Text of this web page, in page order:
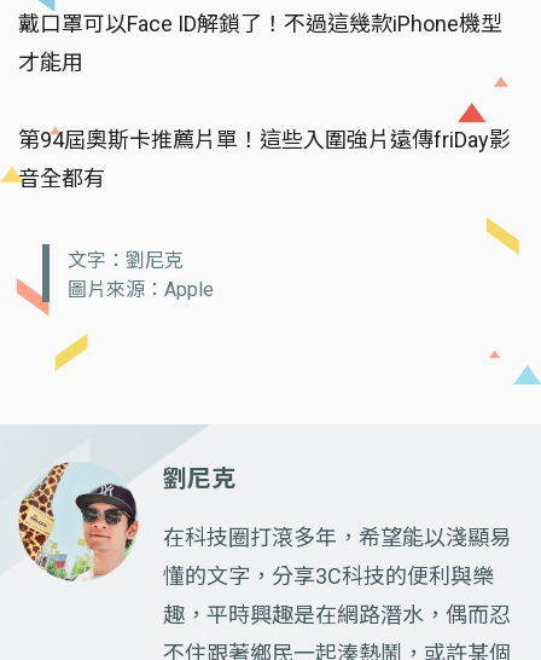
戴口罩可以Face ID解鎖了！不過這幾款iPhone機型
才能用
第94屆奧斯卡推薦片單！這些入圍強片遠傳friDay影
音全都有
文字：劉尼克
圖片來源：Apple
劉尼克
在科技圈打滾多年，希望能以淺顯易
懂的文字，分享3C科技的便利與樂
趣，平時興趣是在網路潛水，偶而忍
不住跟著鄉民一起湊熱鬧，或許某個